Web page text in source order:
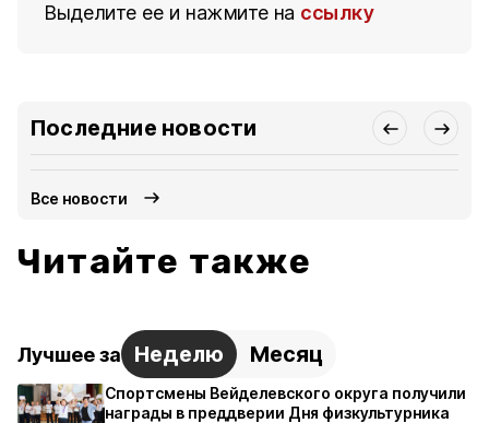
Выделите ее и нажмите на ссылку
Последние новости
Все новости
Читайте также
Лучшее за Неделю Месяц
Спортсмены Вейделевского округа получили
награды в преддверии Дня физкультурника